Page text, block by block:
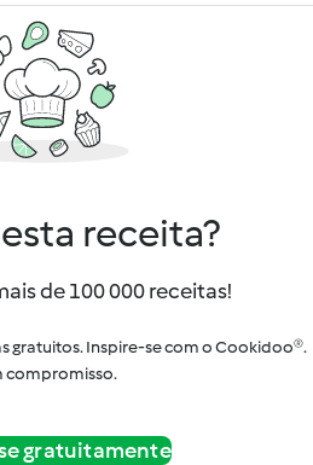
receita?
de 100 000 receitas!
gratuitos. Inspire-se com o Cookidoo®.
compromisso.
gratuitamente